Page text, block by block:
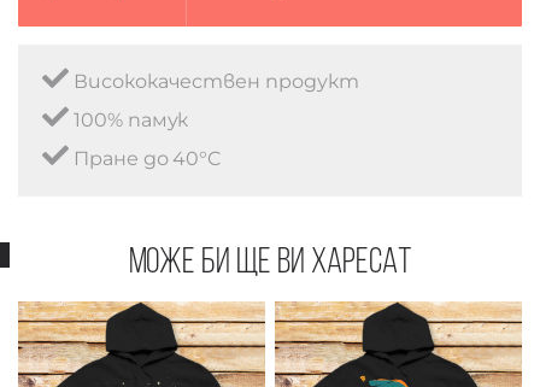
Висококачествен продукт
100% памук
Пране до 40°C
Може би ще ви харесат